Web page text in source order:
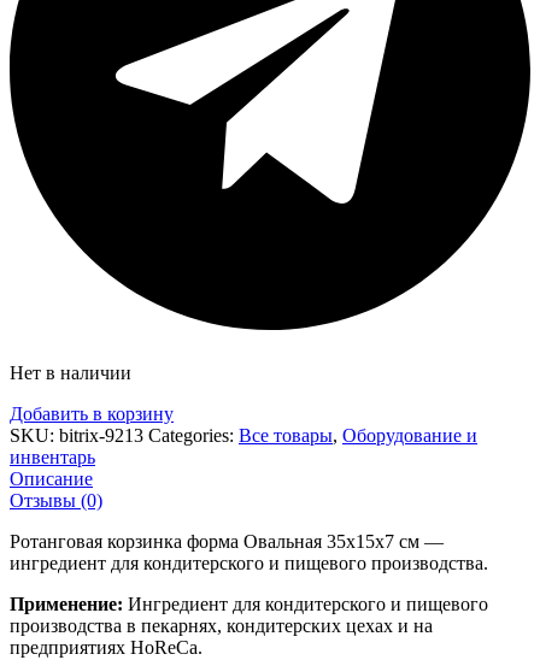
Нет в наличии
Добавить в корзину
SKU: bitrix-9213 Categories: Все товары, Оборудование и
инвентарь
Описание
Отзывы (0)
Ротанговая корзинка форма Овальная 35х15х7 см —
ингредиент для кондитерского и пищевого производства.
Применение: Ингредиент для кондитерского и пищевого
производства в пекарнях, кондитерских цехах и на
предприятиях HoReCa.